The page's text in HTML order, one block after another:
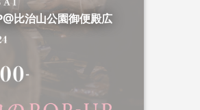
比治山公園御便殿広